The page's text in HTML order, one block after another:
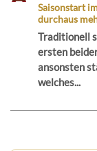
Saisonstart
durchaus
Traditionell
ersten
ansonsten
welches...